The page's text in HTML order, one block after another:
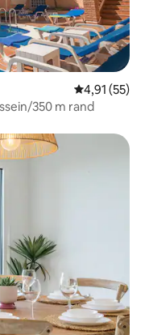
Keskmine
4,91 (55)
350 m rand